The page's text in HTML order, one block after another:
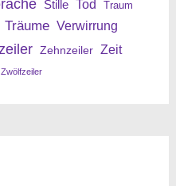
Stille Tod Traum
Träume Verwirrung
Zehnzeiler Zeit
Zwölfzeiler